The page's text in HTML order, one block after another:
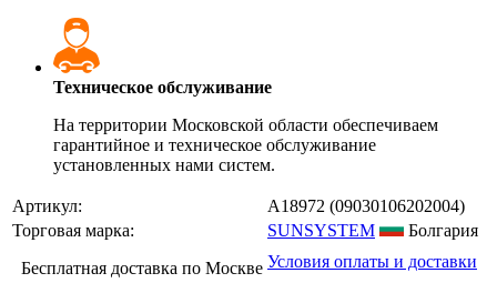
Техническое обслуживание
На территории Московской области обеспечиваем
гарантийное и техническое обслуживание
установленных нами систем.
Артикул: A18972 (09030106202004)
Торговая марка:
SUNSYSTEM
Болгария
Бесплатная доставка по Москве Условия оплаты и доставки